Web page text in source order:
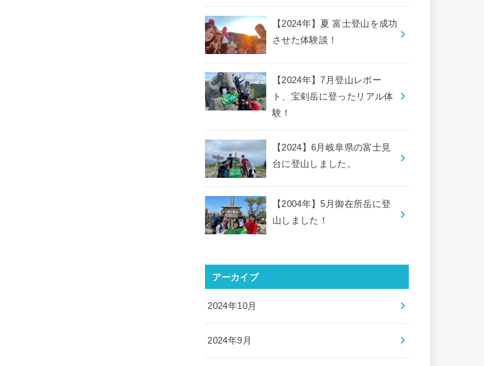
【2024年】夏 富士登山を成功
させた体験談！
【2024年】7月登山レポー
ト、宝剣岳に登ったリアル体
験！
【2024】6月岐阜県の富士見
台に登山しました。
【2004年】5月御在所岳に登
山しました！
アーカイブ
2024年10月
2024年9月